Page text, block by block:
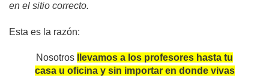
en el sitio correcto.
Esta es la razón:
Nosotros
llevamos a los profesores hasta tu
casa u oficina y sin importar en donde vivas